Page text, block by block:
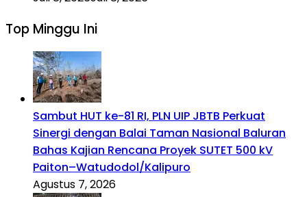
Top Minggu Ini
Sambut HUT ke-81 RI, PLN UIP JBTB Perkuat
Sinergi dengan Balai Taman Nasional Baluran
Bahas Kajian Rencana Proyek SUTET 500 kV
Paiton–Watudodol/Kalipuro
Agustus 7, 2026